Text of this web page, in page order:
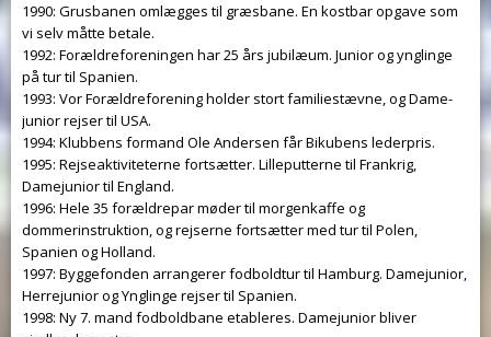
1990: Grusbanen omlægges til græsbane. En kostbar opgave som
vi selv måtte betale.
1992: Forældreforeningen har 25 års jubilæum. Junior og ynglinge
på tur til Spanien.
1993: Vor Forældreforening holder stort familiestævne, og Dame-
junior rejser til USA.
1994: Klubbens formand Ole Andersen får Bikubens lederpris.
1995: Rejseaktiviteterne fortsætter. Lilleputterne til Frankrig,
Damejunior til England.
1996: Hele 35 forældrepar møder til morgenkaffe og
dommerinstruktion, og rejserne fortsætter med tur til Polen,
Spanien og Holland.
1997: Byggefonden arrangerer fodboldtur til Hamburg. Damejunior,
Herrejunior og Ynglinge rejser til Spanien.
1998: Ny 7. mand fodboldbane etableres. Damejunior bliver